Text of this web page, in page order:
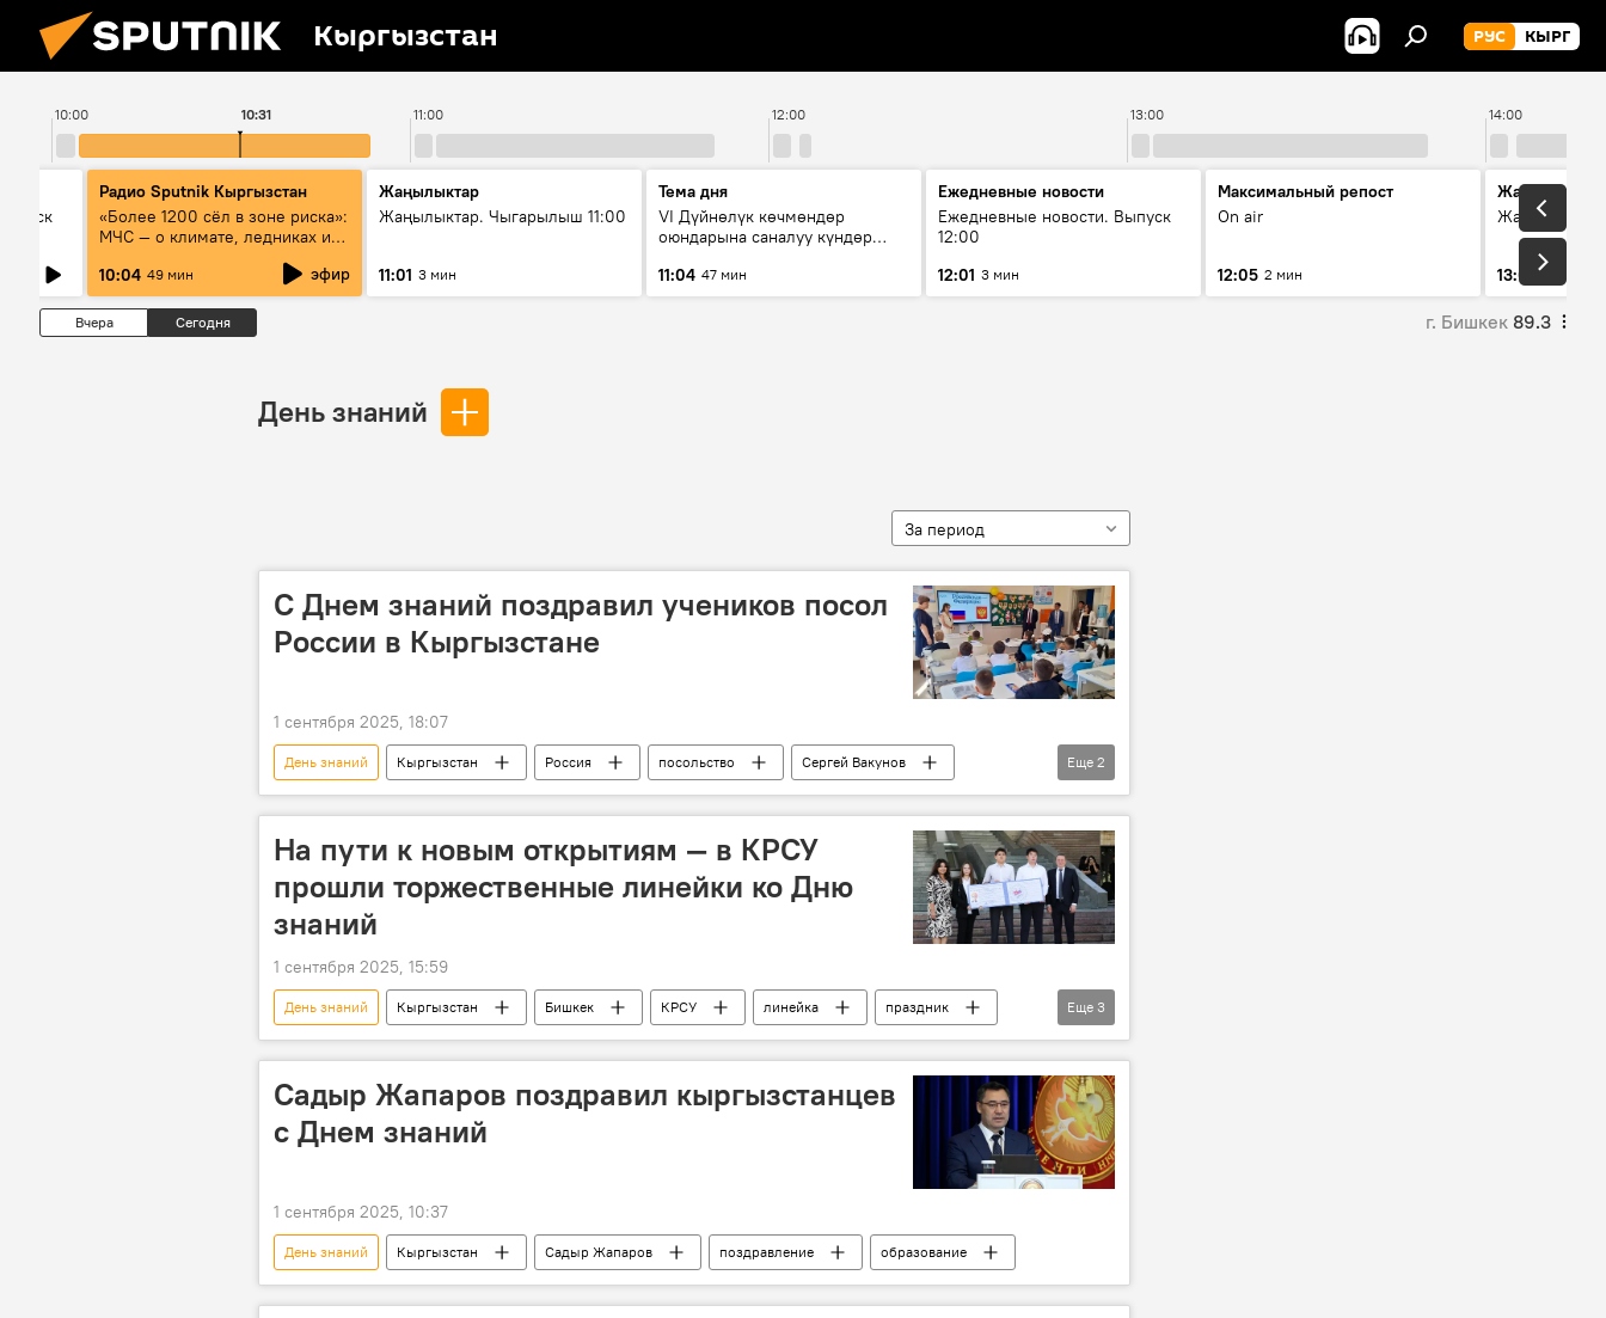
Кыргызстан РУС КЫРГ
10:00 11:00 12:00 13:00 14:00
10:31
Радио Sputnik Кыргызстан
«Более 1200 сёл в зоне риска»:
МЧС — о климате, ледниках и
населения
10:04 49 мин эфир
Жаңылыктар
Жаңылыктар. Чыгарылыш 11:00
11:01 3 мин
Тема дня
VI Дүйнөлүк көчмөндөр
оюндарына саналуу күндөр
этапка жетти?
11:04 47 мин
Ежедневные новости
Ежедневные новости. Выпуск
12:00
12:01 3 мин
Максимальный репост
On air
12:05 2 мин
Жаңылыктар
13:01 3 мин
Вчера Сегодня г. Бишкек 89.3
День знаний
За период
С Днем знаний поздравил учеников посол
России в Кыргызстане
1 сентября 2025, 18:07
День знаний Кыргызстан Россия посольство
Сергей Вакунов
ОсОО "Газпром Кыргызстан"
школа
Еще 2
На пути к новым открытиям — в КРСУ
прошли торжественные линейки ко Дню
знаний
1 сентября 2025, 15:59
День знаний Кыргызстан Бишкек КРСУ линейка
праздник
образование
студенты школа
Еще 3
Садыр Жапаров поздравил кыргызстанцев
с Днем знаний
1 сентября 2025, 10:37
День знаний Кыргызстан Садыр Жапаров поздравление образование